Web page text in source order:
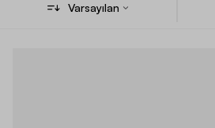
Varsayılan